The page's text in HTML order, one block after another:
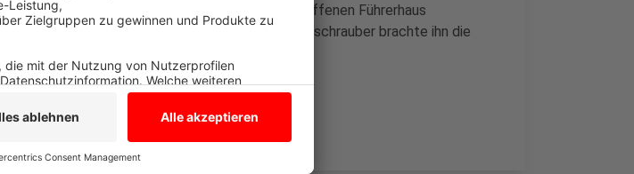
der Schüler nicht. Der 14-Jährige wurde vom offenen Führerhaus
erlitt schwerste Verletzungen. Ein Rettungshubschrauber brachte ihn die